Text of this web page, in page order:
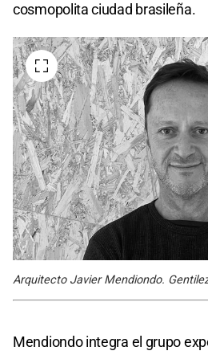
cosmopolita ciudad brasileña.
Arquitecto Javier Mendiondo.
Mendiondo integra el grupo